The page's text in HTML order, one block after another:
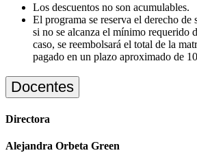
Los descuentos no son acumulables.
El programa se reserva el derecho de
si no se alcanza el mínimo requerido
caso, se reembolsará el total de la
pagado en un plazo aproximado de
Docentes
Directora
Alejandra Orbeta Green